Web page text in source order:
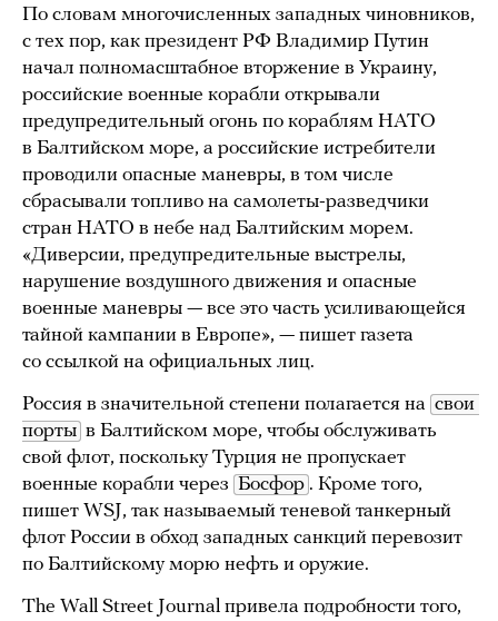
По словам многочисленных западных чиновников,
с тех пор, как президент РФ Владимир Путин
начал полномасштабное вторжение в Украину,
российские военные корабли открывали
предупредительный огонь по кораблям НАТО
в Балтийском море, а российские истребители
проводили опасные маневры, в том числе
сбрасывали топливо на самолеты-разведчики
стран НАТО в небе над Балтийским морем.
«Диверсии, предупредительные выстрелы,
нарушение воздушного движения и опасные
военные маневры — все это часть усиливающейся
тайной кампании в Европе», — пишет газета
со ссылкой на официальных лиц.
Россия в значительной степени полагается на свои
порты в Балтийском море, чтобы обслуживать
свой флот, поскольку Турция не пропускает
военные корабли через Босфор . Кроме того,
пишет WSJ, так называемый теневой танкерный
флот России в обход западных санкций перевозит
по Балтийскому морю нефть и оружие.
The Wall Street Journal привела подробности того,